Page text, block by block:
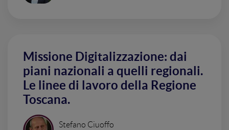
Missione Digitalizzazione: dai
piani nazionali a quelli regionali.
Le linee di lavoro della Regione
Toscana.
Stefano Ciuoffo